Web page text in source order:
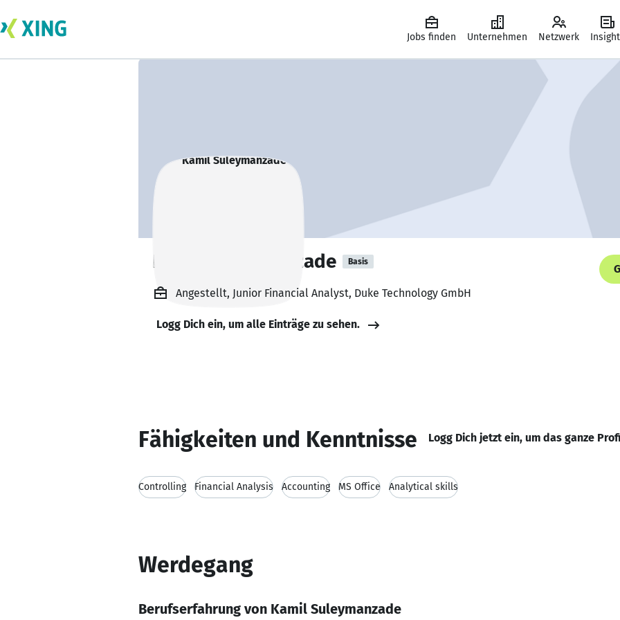
Jobs finden Unternehmen Netzwerk
Kamil Suleymanzade Basis
Angestellt, Junior Financial Analyst, Duke Technology GmbH
Logg Dich ein, um alle Einträge zu sehen.
Fähigkeiten und Kenntnisse Logg Dich jetzt ein, um das ganze
Controlling Financial Analysis Accounting MS Office Analytical skills
Werdegang
Berufserfahrung von Kamil Suleymanzade